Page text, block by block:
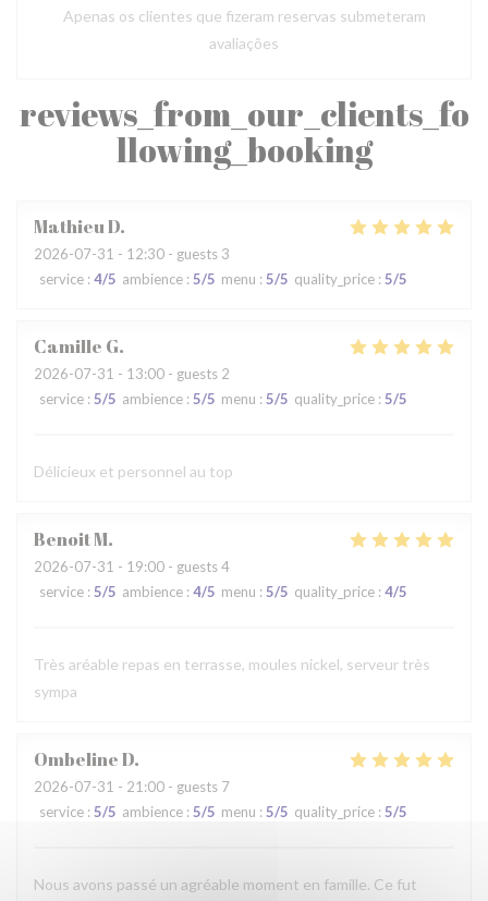
reviews_from_our_clients_fo
llowing_booking
MathieuD
2026-07-31 - 12:30 - guests 3
service : 4/5 ambience : 5/5 menu : 5/5 quality_price : 5/5
Camille G
2026-07-31 - 13:00 - guests 2
service : 5/5 ambience : 5/5 menu : 5/5 quality_price : 5/5
Délicieux et personnel au top
BenoitM
2026-07-31 - 19:00 - guests 4
service : 5/5 ambience : 4/5 menu : 5/5 quality_price : 4/5
Très aréable repas en terrasse, moules nickel, serveur très
sympa
OmbelineD
2026-07-31 - 21:00 - guests 7
service : 5/5 ambience : 5/5 menu : 5/5 quality_price : 5/5
Nous avons passé un agréable moment en famille. Ce fut
Apenas os clientes que fizeram reservas submeteram
avaliações